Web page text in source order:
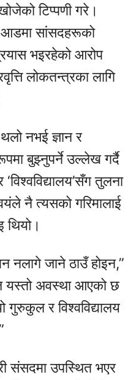
टिप्पणी गरे।
आडमा सांसदहरूको
भइरहेको आरोप
लोकतन्त्रका लागि
नभई ज्ञान र
बुझ्नुपर्ने उल्लेख गर्दै
तुलना
नै त्यसको गरिमालाई
थियो।
जाने ठाउँ होइन,”
यस्तो अवस्था आएको छ
गुरुकुल र विश्वविद्यालय
संसदमा उपस्थित भएर